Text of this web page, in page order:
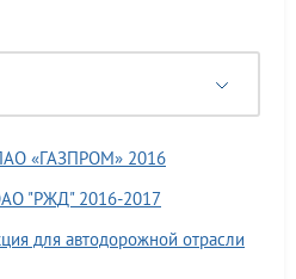
«ГАЗПРОМ» 2016
"РЖД" 2016-2017
для автодорожной отрасли